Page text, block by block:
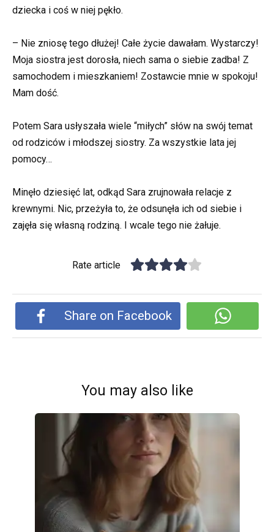
dziecka i coś w niej pękło.
– Nie zniosę tego dłużej! Całe życie dawałam. Wystarczy!
Moja siostra jest dorosła, niech sama o siebie zadba! Z
samochodem i mieszkaniem! Zostawcie mnie w spokoju!
Mam dość.
Potem Sara usłyszała wiele “miłych” słów na swój temat
od rodziców i młodszej siostry. Za wszystkie lata jej
pomocy…
Minęło dziesięć lat, odkąd Sara zrujnowała relacje z
krewnymi. Nic, przeżyła to, że odsunęła ich od siebie i
zajęła się własną rodziną. I wcale tego nie żałuje.
Rate article
Share on Facebook
You may also like